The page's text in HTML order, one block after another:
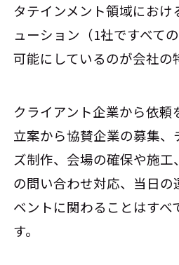
タテインメント領域におけ
ューション（1社ですべて
可能にしているのが会社の
クライアント企業から依頼
立案から協賛企業の募集、
ズ制作、会場の確保や施工
の問い合わせ対応、当日の
ベントに関わることはすべ
す。